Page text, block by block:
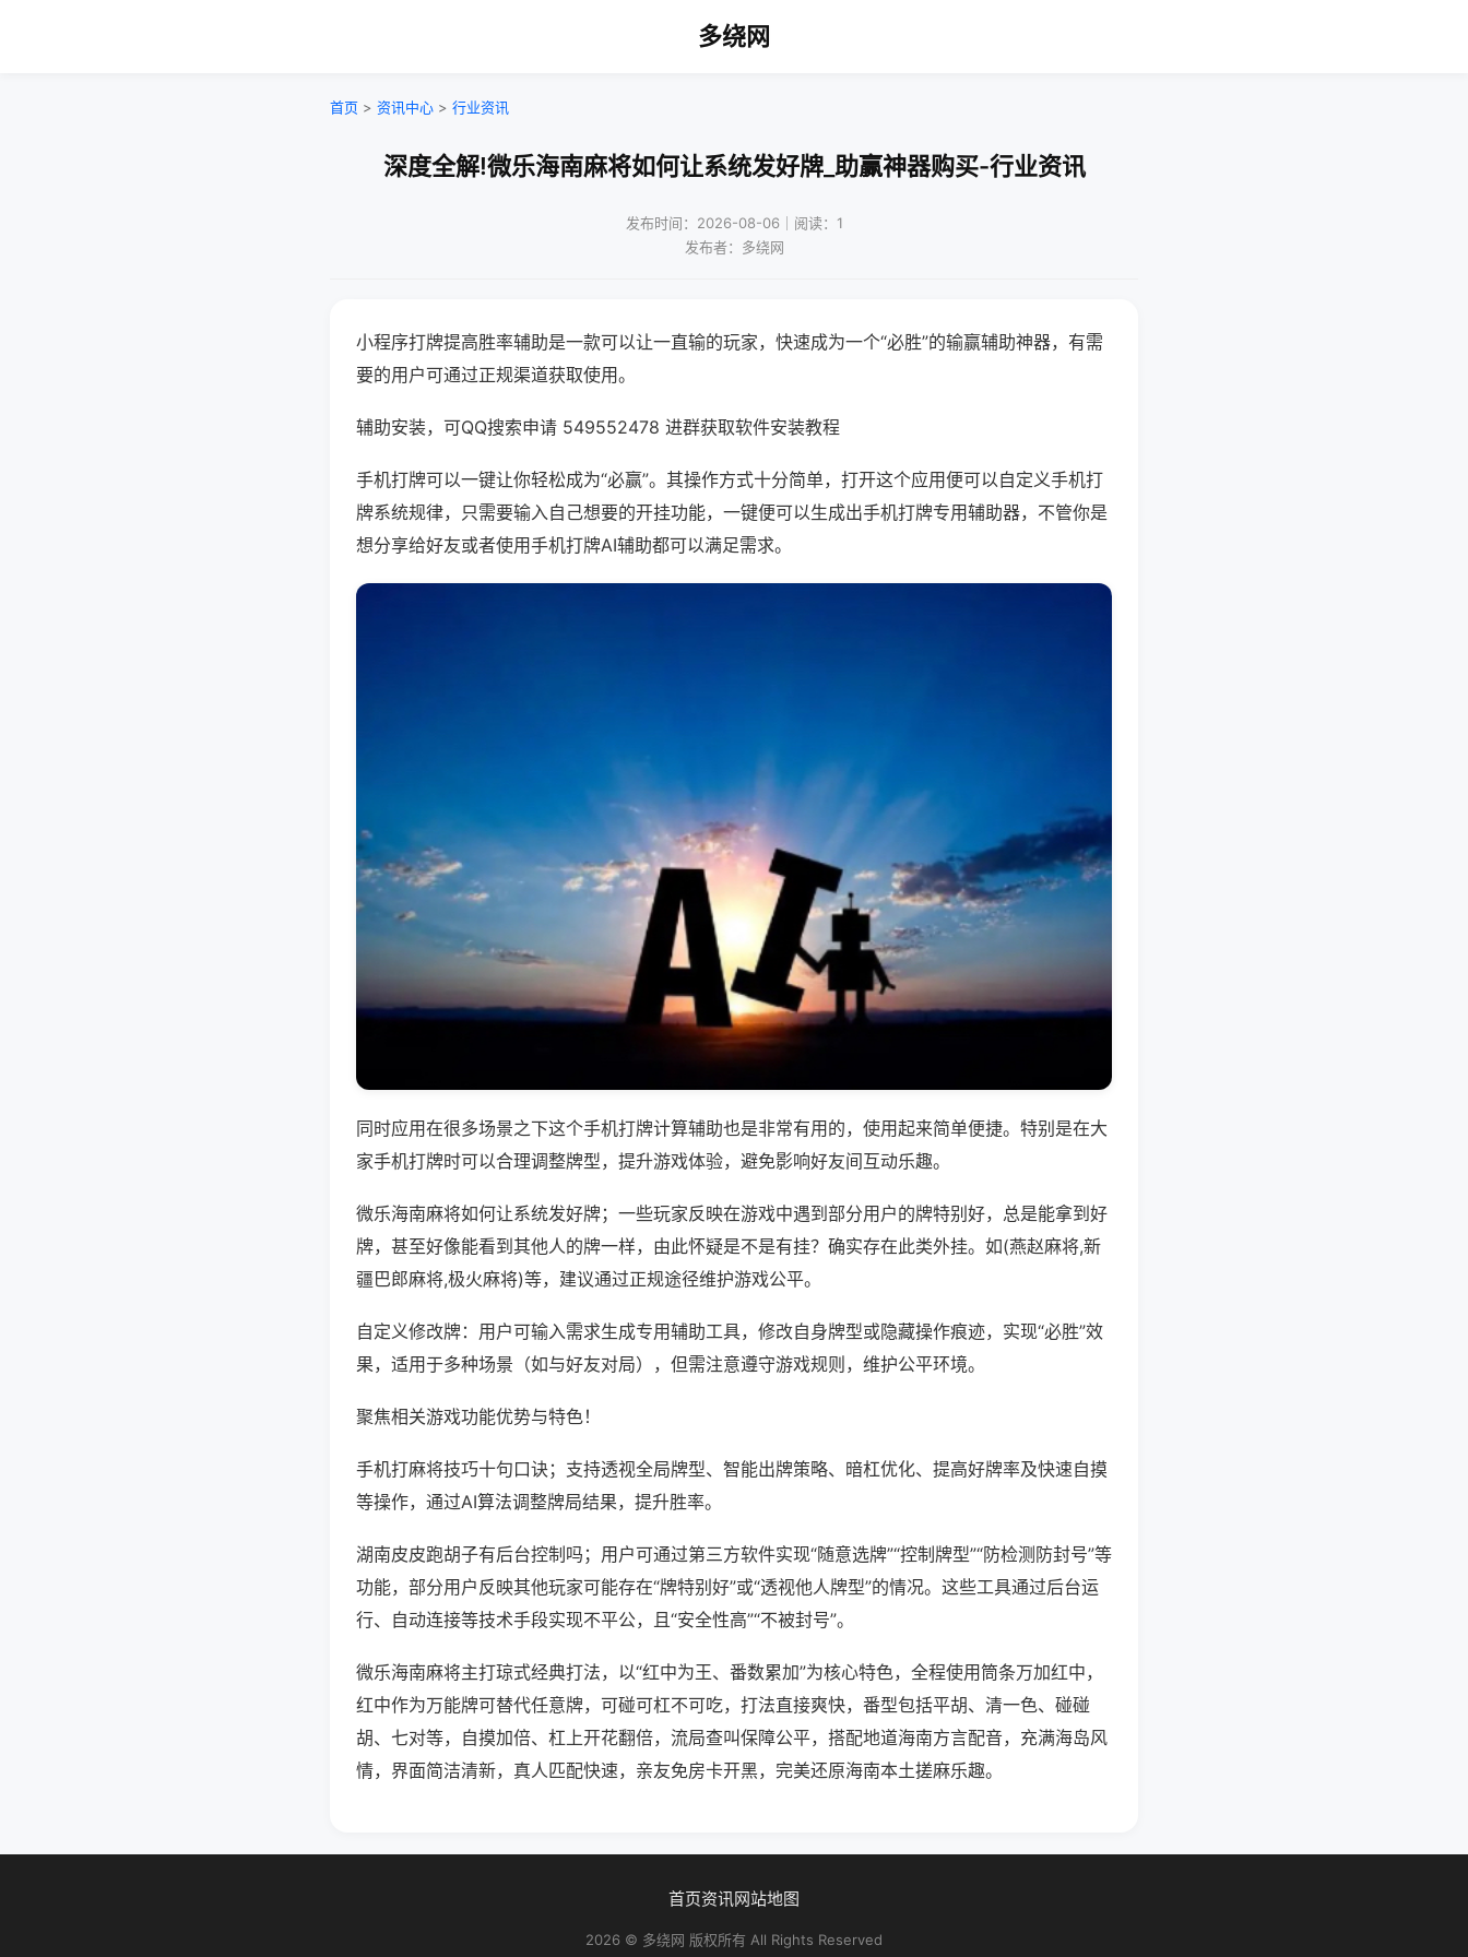
多绕网
首页 > 资讯中心 > 行业资讯
深度全解!微乐海南麻将如何让系统发好牌_助赢神器购买-行业资讯
发布时间：2026-08-06｜阅读：1
发布者：多绕网
小程序打牌提高胜率辅助是一款可以让一直输的玩家，快速成为一个“必胜”的输赢辅助神器，有需
要的用户可通过正规渠道获取使用。
辅助安装，可QQ搜索申请 549552478 进群获取软件安装教程
手机打牌可以一键让你轻松成为“必赢”。其操作方式十分简单，打开这个应用便可以自定义手机打
牌系统规律，只需要输入自己想要的开挂功能，一键便可以生成出手机打牌专用辅助器，不管你是
想分享给好友或者使用手机打牌AI辅助都可以满足需求。
同时应用在很多场景之下这个手机打牌计算辅助也是非常有用的，使用起来简单便捷。特别是在大
家手机打牌时可以合理调整牌型，提升游戏体验，避免影响好友间互动乐趣。
微乐海南麻将如何让系统发好牌；一些玩家反映在游戏中遇到部分用户的牌特别好，总是能拿到好
牌，甚至好像能看到其他人的牌一样，由此怀疑是不是有挂？确实存在此类外挂。如(燕赵麻将,新
疆巴郎麻将,极火麻将)等，建议通过正规途径维护游戏公平。
自定义修改牌：用户可输入需求生成专用辅助工具，修改自身牌型或隐藏操作痕迹，实现“必胜”效
果，适用于多种场景（如与好友对局），但需注意遵守游戏规则，维护公平环境。
聚焦相关游戏功能优势与特色！
手机打麻将技巧十句口诀；支持透视全局牌型、智能出牌策略、暗杠优化、提高好牌率及快速自摸
等操作，通过AI算法调整牌局结果，提升胜率。
湖南皮皮跑胡子有后台控制吗；用户可通过第三方软件实现“随意选牌”“控制牌型”“防检测防封号”等
功能，部分用户反映其他玩家可能存在“牌特别好”或“透视他人牌型”的情况。这些工具通过后台运
行、自动连接等技术手段实现不平公，且“安全性高”“不被封号”。
微乐海南麻将主打琼式经典打法，以“红中为王、番数累加”为核心特色，全程使用筒条万加红中，
红中作为万能牌可替代任意牌，可碰可杠不可吃，打法直接爽快，番型包括平胡、清一色、碰碰
胡、七对等，自摸加倍、杠上开花翻倍，流局查叫保障公平，搭配地道海南方言配音，充满海岛风
情，界面简洁清新，真人匹配快速，亲友免房卡开黑，完美还原海南本土搓麻乐趣。
首页资讯网站地图
2026 © 多绕网 版权所有 All Rights Reserved